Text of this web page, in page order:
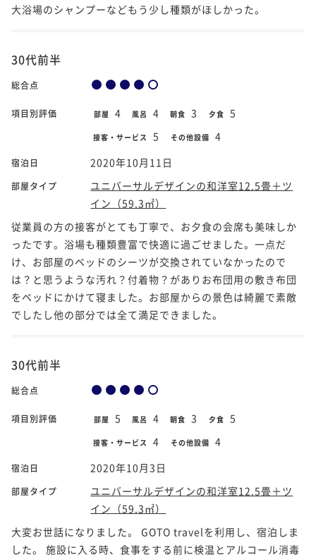
大浴場のシャンプーなどもう少し種類がほしかった。
30代前半
総合点
項目別評価 部屋 4 風呂 4 朝食 3 夕食 5
接客・サービス 5 その他設備 4
宿泊日 2020年10月11日
部屋タイプ
ユニバーサルデザインの和洋室12.5畳＋ツ
イン（59.3㎡）
従業員の方の接客がとても丁寧で、お夕食の会席も美味しか
ったです。浴場も種類豊富で快適に過ごせました。一点だ
け、お部屋のベッドのシーツが交換されていなかったので
は？と思うような汚れ？付着物？がありお布団用の敷き布団
をベッドにかけて寝ました。お部屋からの景色は綺麗で素敵
でしたし他の部分では全て満足できました。
30代前半
総合点
項目別評価 部屋 5 風呂 4 朝食 3 夕食 5
接客・サービス 4 その他設備 4
宿泊日 2020年10月3日
部屋タイプ
ユニバーサルデザインの和洋室12.5畳＋ツ
イン（59.3㎡）
大変お世話になりました。 GOTO travelを利用し、宿泊しま
した。 施設に入る時、食事をする前に検温とアルコール消毒